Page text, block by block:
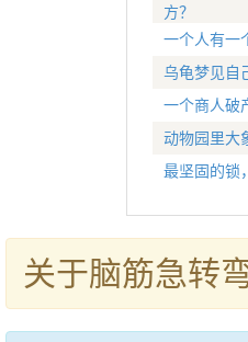
方？
一个人有一
乌龟梦见自
一个商人破
动物园里大
最坚固的锁
关于脑筋急转